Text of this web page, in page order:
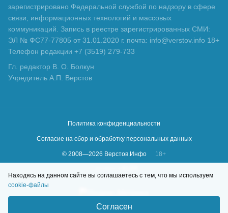
зарегистрировано Федеральной службой по надзору в сфере
связи, информационных технологий и массовых
коммуникаций. Запись в реестре зарегистрированных СМИ:
ЭЛ № ФС77-77805 от 31.01.2020 г. почта: info@verstov.info 18+
Телефон редакции +7 (3519) 279-733
Гл. редактор В. О. Болкун
Учредитель А.П. Верстов
Политика конфиденциальности
Согласие на сбор и обработку персональных данных
© 2008—2026 Верстов.Инфо
18+
Находясь на данном сайте вы соглашаетесь с тем, что мы используем
cookie-файлы
Согласен